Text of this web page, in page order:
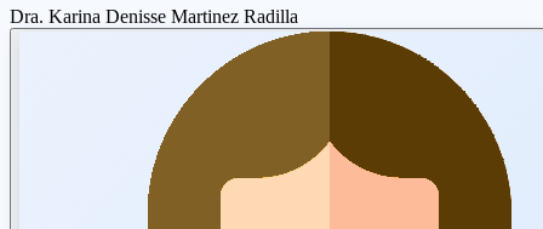
Dra. Karina Denisse Martinez Radilla